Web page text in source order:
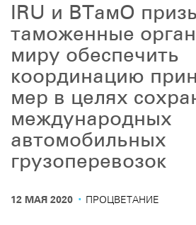
IRU и ВТамО
таможенные
миру обеспечить
координацию
мер в целях
международных
автомобильных
грузоперевозок
12 МАЯ 2020 · ПРОЦВЕТАНИЕ